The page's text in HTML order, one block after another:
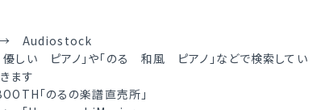
)→　Audiostock
い　ピアノ」や「のる　和風　ピアノ」などで検索してい
ます
「のるの楽譜直売所」